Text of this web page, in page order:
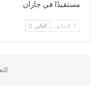
مستفيدًا في جازان
السابق التالي